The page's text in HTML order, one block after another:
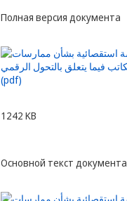
Полная версия документа
1242 KB
Основной текст документа